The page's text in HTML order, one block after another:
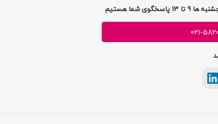
021-